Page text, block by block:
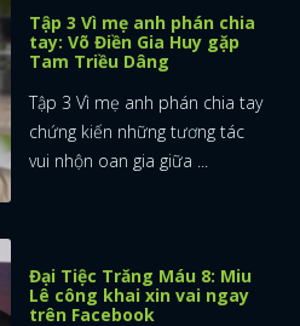
Tập 3 Vì mẹ anh phán chia
tay: Võ Điền Gia Huy gặp
Tam Triều Dâng
Tập 3 Vì mẹ anh phán chia tay
chứng kiến những tương tác
vui nhộn oan gia giữa ...
Đại Tiệc Trăng Máu 8: Miu
Lê công khai xin vai ngay
trên Facebook